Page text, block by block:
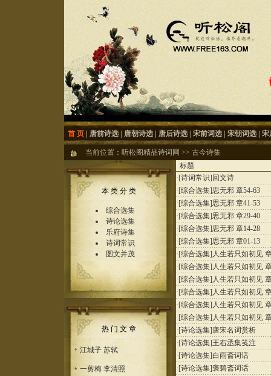
首 页 唐前诗选 唐朝诗选 唐后诗选 宋前词选 宋朝词选 宋
当前位置： 听松阁精品诗词网 >> 古今诗集
本 类 分 类
综合选集
诗论选集
乐府诗集
诗词常识
图文并茂
热 门 文 章
江城子 苏轼
一剪梅 李清照
标题
·[诗词常识] 回文诗
·[综合选集]思无邪 章54-63
·[综合选集]思无邪 章41-53
·[综合选集]思无邪 章29-40
·[综合选集]思无邪 章14-28
·[综合选集]思无邪 章01-13
·[综合选集] 人生若只如初见
·[综合选集] 人生若只如初见
·[综合选集] 人生若只如初见
·[综合选集] 人生若只如初见
·[综合选集] 人生若只如初见
·[综合选集] 人生若只如初见
·[诗论选集]唐宋名词赏析
·[诗论选集]王右丞集笺注
·[诗论选集]白雨斋词话
·[诗论选集]褒碧斋词话